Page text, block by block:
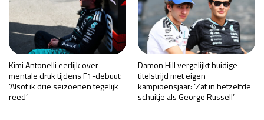
Kimi Antonelli eerlijk over
mentale druk tijdens F1-debuut:
‘Alsof ik drie seizoenen tegelijk
reed’
Damon Hill vergelijkt huidige
titelstrijd met eigen
kampioensjaar: ‘Zat in hetzelfde
schuitje als George Russell’